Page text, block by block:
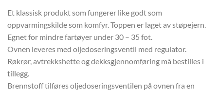
Et klassisk produkt som fungerer like godt som
oppvarmingskilde som komfyr. Toppen er laget av støpejern.
Egnet for mindre fartøyer under 30 – 35 fot.
Ovnen leveres med oljedoseringsventil med regulator.
Røkrør, avtrekkshette og dekksgjennomføring må bestilles i
tillegg.
Brennstoff tilføres oljedoseringsventilen på ovnen fra en